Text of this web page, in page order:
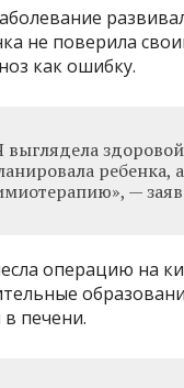
не поверила
как ошибку.
выглядела
ребенка,
—
операцию на
печени.